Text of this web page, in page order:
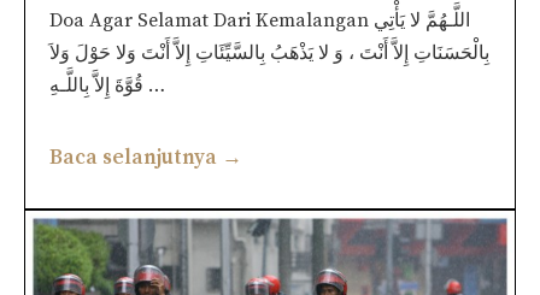
Doa Agar Selamat Dari Kemalangan اللَّـهُمَّ لا يَأْتِي
بِالْحَسَنَاتِ إِلاَّ أَنْتَ ، وَ لا يَذْهَبُ بِالسَّيِّئَاتِ إِلاَّ أَنْتَ وَلا حَوْلَ وَلاَ
قُوَّةَ إِلاَّ بِاللَّـهِ …
Baca selanjutnya →